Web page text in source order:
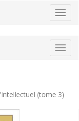
(tome 3)